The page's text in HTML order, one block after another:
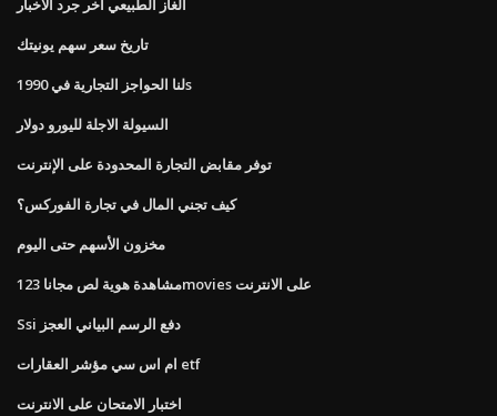
الغاز الطبيعي آخر جرد الأخبار
تاريخ سعر سهم يونيتك
لنا الحواجز التجارية في 1990s
السيولة الاجلة لليورو دولار
توفر مقابض التجارة المحدودة على الإنترنت
كيف تجني المال في تجارة الفوركس؟
مخزون الأسهم حتى اليوم
مشاهدة هوية لص مجانا 123movies على الانترنت
Ssi دفع الرسم البياني العجز
ام اس سي مؤشر العقارات etf
اختبار الامتحان على الانترنت